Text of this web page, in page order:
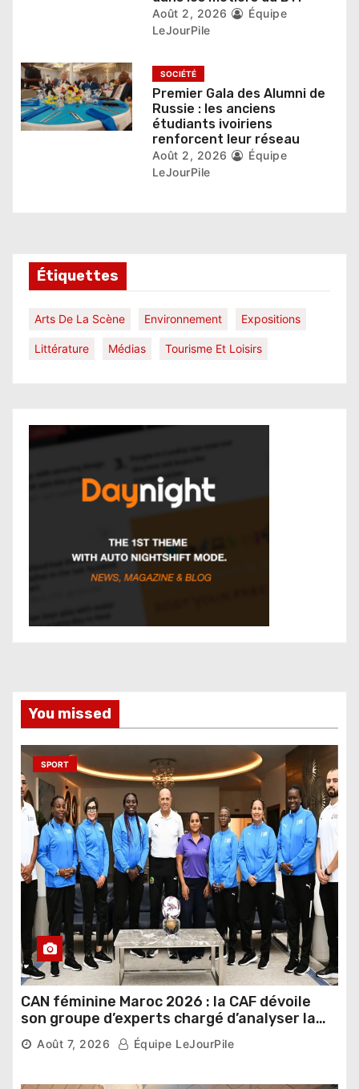
l
e
Août 2, 2026
Équipe
LeJourPile
SOCIÉTÉ
Premier Gala des Alumni de
Russie : les anciens
étudiants ivoiriens
renforcent leur réseau
Août 2, 2026
Équipe
LeJourPile
Étiquettes
Arts De La Scène Environnement Expositions
Littérature Médias Tourisme Et Loisirs
You missed
SPORT
CAN féminine Maroc 2026 : la CAF dévoile
son groupe d’experts chargé d’analyser la
compétition
Août 7, 2026 Équipe LeJourPile